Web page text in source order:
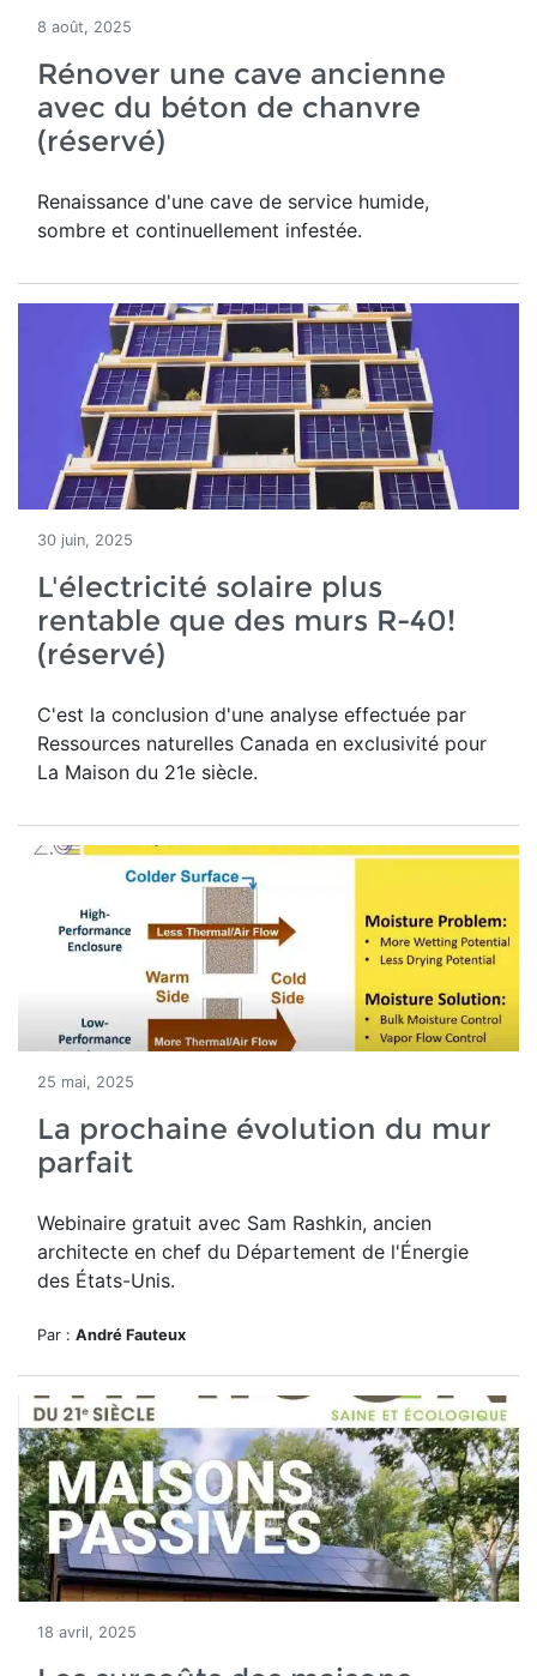
8 août, 2025
Rénover une cave ancienne
avec du béton de chanvre
(réservé)
Renaissance d'une cave de service humide,
sombre et continuellement infestée.
30 juin, 2025
L'électricité solaire plus
rentable que des murs R-40!
(réservé)
C'est la conclusion d'une analyse effectuée par
Ressources naturelles Canada en exclusivité pour
La Maison du 21e siècle.
25 mai, 2025
La prochaine évolution du mur
parfait
Webinaire gratuit avec Sam Rashkin, ancien
architecte en chef du Département de l'Énergie
des États-Unis.
Par : André Fauteux
18 avril, 2025